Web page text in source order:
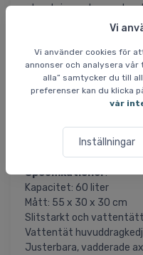
Vi
Vi använder cookies för
annonser och analysera vår
alla” samtycker du till
preferenser kan du klicka
vår
Inställningar
utrustningen torr under
omvandlas från vanlig
Invändig vaddering
medan smarta
som nycklar, plånbok
Dessutom är väskan
gör den till ett
Specifikationer:
Kapacitet: 60 liter
Mått: 55 x 30 x 30 cm
Slitstarkt och vattentätt
Vattentät
Justerbara, vadderade